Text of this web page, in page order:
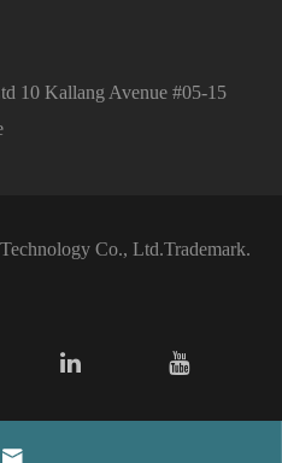
10 Kallang Avenue #05-15
Co., Ltd.Trademark.
